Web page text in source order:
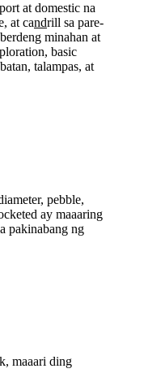
at domestic na
at candrill sa pare-
minahan at
basic
talampas, at
pebble,
ay maaaring
pakinabang ng
maaari ding